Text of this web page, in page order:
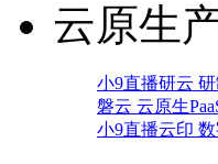
云原生
小9直播研云
磐云 云原生
小9直播云印